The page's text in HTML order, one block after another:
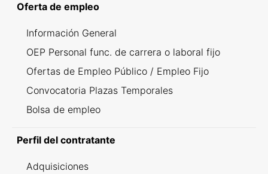
Oferta de empleo
Información General
OEP Personal func. de carrera o laboral fijo
Ofertas de Empleo Público / Empleo Fijo
Convocatoria Plazas Temporales
Bolsa de empleo
Perfil del contratante
Adquisiciones